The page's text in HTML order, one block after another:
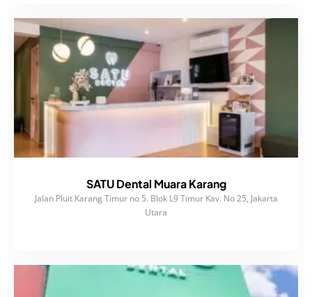
SATU Dental Muara Karang
Jalan Pluit Karang Timur no 5. Blok L9 Timur Kav. No 25, Jakarta
Utara